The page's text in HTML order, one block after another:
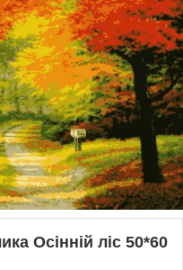
Осінній ліс 50*60